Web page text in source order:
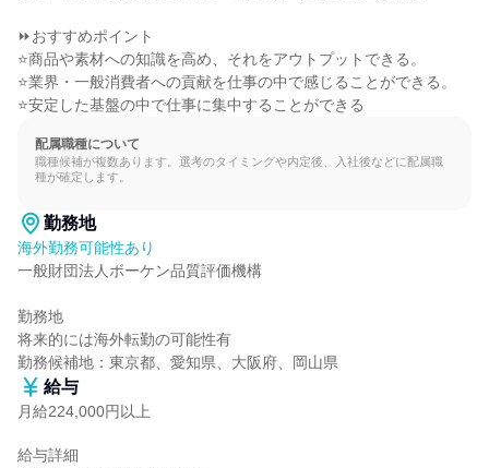
⏩おすすめポイント
⭐商品や素材への知識を高め、それをアウトプットできる。
⭐業界・一般消費者への貢献を仕事の中で感じることができる。
⭐安定した基盤の中で仕事に集中することができる
配属職種について
職種候補が複数あります。選考のタイミングや内定後、入社後などに配属職
種が確定します。
勤務地
海外勤務可能性あり
一般財団法人ボーケン品質評価機構
勤務地
将来的には海外転勤の可能性有
勤務候補地：東京都、愛知県、大阪府、岡山県
給与
月給224,000円以上
給与詳細